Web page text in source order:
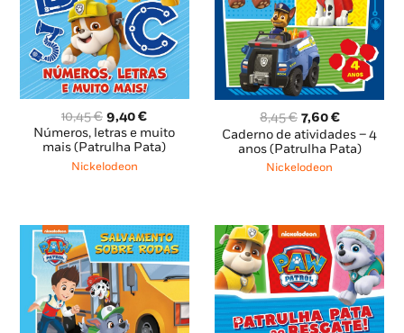
10,45€ O
preço
original
era:
9,40€O
preço
atual
Números, letras e muito
mais (Patrulha Pata)
Nickelodeon
8,45€ O
preço
original
era:
7,60€O
preço
atual
Caderno de atividades – 4
anos (Patrulha Pata)
Nickelodeon